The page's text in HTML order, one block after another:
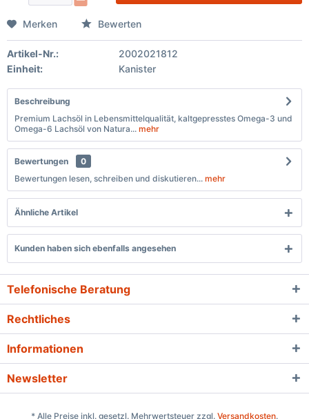
Merken Bewerten
Artikel-Nr.:
2002021812
Einheit:
Kanister
Beschreibung
Premium Lachsöl in Lebensmittelqualität, kaltgepresstes Omega-3 und
Omega-6 Lachsöl von Natura... mehr
Bewertungen
0
Bewertungen lesen, schreiben und diskutieren... mehr
Ähnliche Artikel
Kunden haben sich ebenfalls angesehen
Telefonische Beratung
Rechtliches
Informationen
Newsletter
* Alle Preise inkl. gesetzl. Mehrwertsteuer zzgl. Versandkosten.